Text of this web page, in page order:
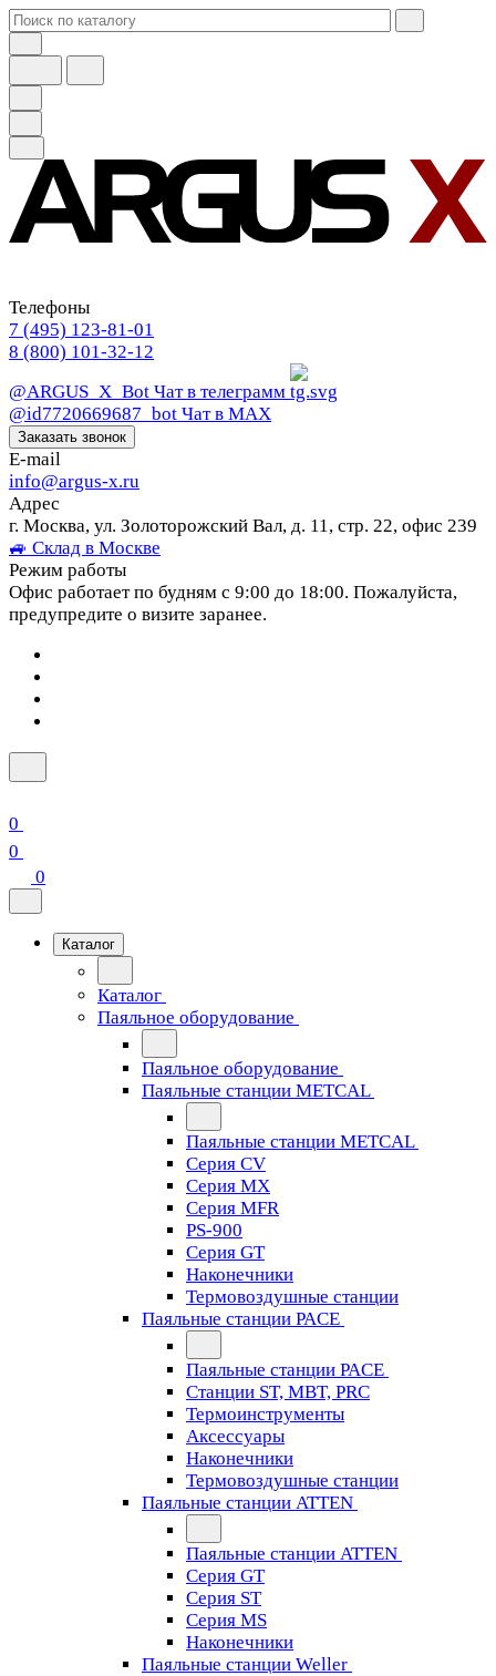
Телефоны
7 (495) 123-81-01
8 (800) 101-32-12
@ARGUS_X_Bot Чат в телеграмм
@id7720669687_bot Чат в МАХ
Заказать звонок
E-mail
info@argus-x.ru
Адрес
г. Москва, ул. Золоторожский Вал, д. 11, стр. 22, офис 239
🚙 Склад в Москве
Режим работы
Офис работает по будням с 9:00 до 18:00. Пожалуйста,
предупредите о визите заранее.
0
0
0
Каталог
Каталог
Паяльное оборудование
Паяльное оборудование
Паяльные станции METCAL
Паяльные станции METCAL
Серия CV
Серия MX
Серия MFR
PS-900
Серия GT
Наконечники
Термовоздушные станции
Паяльные станции PACE
Паяльные станции PACE
Станции ST, MBT, PRC
Термоинструменты
Аксессуары
Наконечники
Термовоздушные станции
Паяльные станции ATTEN
Паяльные станции ATTEN
Серия GT
Серия ST
Серия MS
Наконечники
Паяльные станции Weller